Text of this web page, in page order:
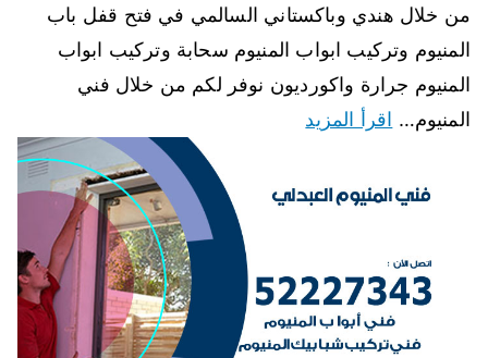
من خلال هندي وباكستاني السالمي في فتح قفل باب
المنيوم وتركيب ابواب المنيوم سحابة وتركيب ابواب
المنيوم جرارة واكورديون نوفر لكم من خلال فني
المنيوم… اقرأ المزيد